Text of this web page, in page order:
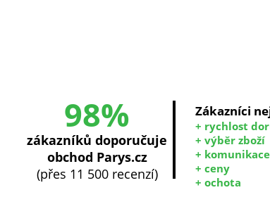
98%
zákazníků doporučuje
obchod Parys.cz
(přes 11 500 recenzí)
Zákazníci
+ rychlost
+ výběr zboží
+ komunikace
+ ceny
+ ochota